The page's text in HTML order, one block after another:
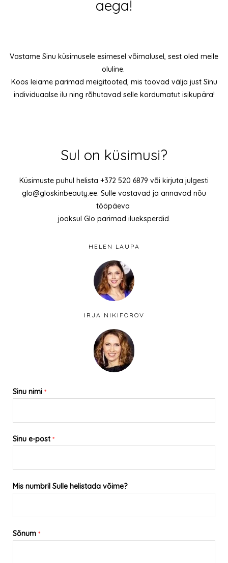
aega!
Vastame Sinu küsimusele esimesel võimalusel, sest oled meile
oluline.
Koos leiame parimad meigitooted, mis toovad välja just Sinu
individuaalse ilu ning rõhutavad selle kordumatut isikupära!
Sul on küsimusi?
Küsimuste puhul helista +372 520 6879 või kirjuta julgesti
glo@gloskinbeauty.ee. Sulle vastavad ja annavad nõu
tööpäeva
jooksul Glo parimad ilueksperdid.
HELEN LAUPA
IRJA NIKIFOROV
Sinu nimi *
Sinu e-post *
Mis numbril Sulle helistada võime?
Sõnum *